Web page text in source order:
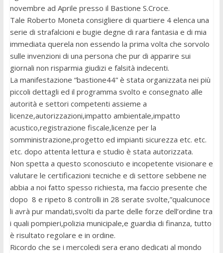
novembre ad Aprile presso il Bastione S.Croce.
Tale Roberto Moneta consigliere di quartiere 4 elenca una
serie di strafalcioni e bugie degne di rara fantasia e di mia
immediata querela non essendo la prima volta che sorvolo
sulle invenzioni di una persona che pur di apparire sui
giornali non risparmia giudizi e falsità indecenti.
La manifestazione “bastione44” è stata organizzata nei più
piccoli dettagli ed il programma svolto e consegnato alle
autorità e settori competenti assieme a
licenze,autorizzazioni,impatto ambientale,impatto
acustico,registrazione fiscale,licenze per la
somministrazione,progetto ed impianti sicurezza etc. etc.
etc. dopo attenta lettura e studio è stata autorizzata.
Non spetta a questo sconosciuto e incopetente visionare e
valutare le certificazioni tecniche e di settore sebbene ne
abbia a noi fatto spesso richiesta, ma faccio presente che
dopo 8 e ripeto 8 controlli in 28 serate svolte,”qualcunoce
li avrà pur mandati,svolti da parte delle forze dell’ordine tra
i quali pompieri,polizia municipale,e guardia di finanza, tutto
è risultato regolare e in ordine.
Ricordo che se i mercoledi sera erano dedicati al mondo